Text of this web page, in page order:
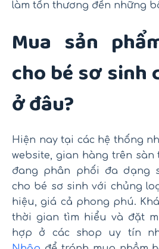
làm tổn thương đến những
Mua sản
cho bé sơ sinh
ở đâu?
Hiện nay tại các hệ thống
website, gian hàng trên
đang phân phối đa dạng
cho bé sơ sinh với chủng
hiệu, giá cả phong phú.
thời gian tìm hiểu và đặt
hợp ở các shop uy tín